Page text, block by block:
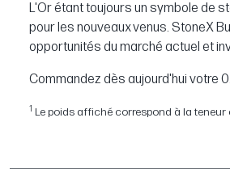
L'Or étant toujours un symbole de
pour les nouveaux venus. StoneX
opportunités du marché actuel et
Commandez dès aujourd'hui votre
1 Le poids affiché correspond à la teneur